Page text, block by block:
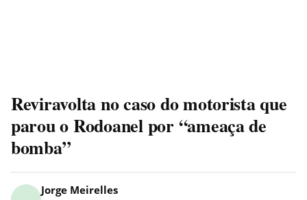
Reviravolta no caso do motorista que
parou o Rodoanel por “ameaça de
bomba”
Jorge Meirelles